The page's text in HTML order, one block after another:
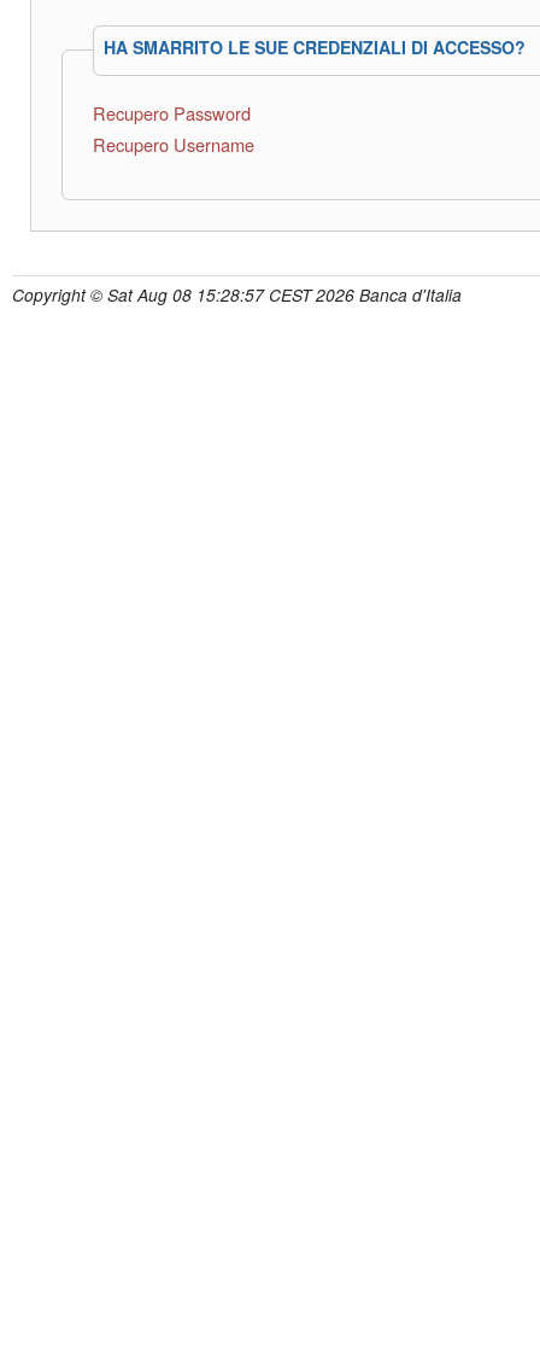
HA SMARRITO LE SUE CREDENZIALI DI ACCESSO?
Recupero Password
Recupero Username
Copyright © Sat Aug 08 15:28:57 CEST 2026 Banca d'Italia